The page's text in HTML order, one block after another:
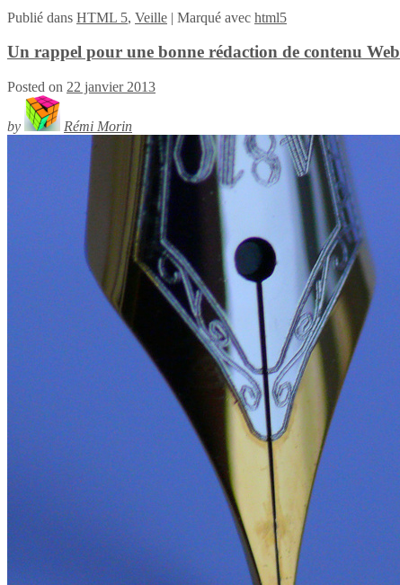
Publié dans HTML 5, Veille | Marqué avec html5
Un rappel pour une bonne rédaction de contenu Web
Posted on 22 janvier 2013
by Rémi Morin